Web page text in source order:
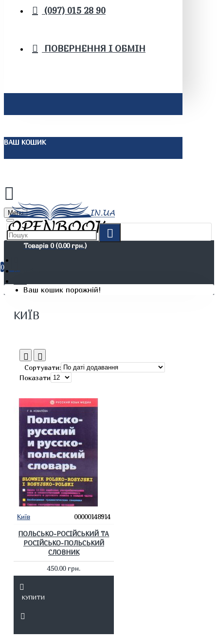
(097) 015 28 90
ПОВЕРНЕННЯ І ОБМІН
ВАШ КОШИК
Menu
Товарів 0 (0.00 грн.)
0
Ваш кошик порожній!
Виробник
КИЇВ
Сортувати:
Показати
Київ 00000148914
ПОЛЬСЬКО-РОСІЙСЬКИЙ ТА
РОСІЙСЬКО-ПОЛЬСЬКИЙ
СЛОВНИК
450.00 грн.
КУПИТИ